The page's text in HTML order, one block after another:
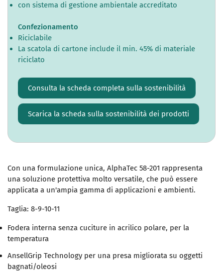
con sistema di gestione ambientale accreditato
Confezionamento
Riciclabile
La scatola di cartone include il min. 45% di materiale
riciclato
Consulta la scheda completa sulla sostenibilità
Scarica la scheda sulla sostenibilità dei prodotti
Con una formulazione unica, AlphaTec 58-201 rappresenta
una soluzione protettiva molto versatile, che può essere
applicata a un'ampia gamma di applicazioni e ambienti.
Taglia: 8-9-10-11
Fodera interna senza cuciture in acrilico polare, per la
temperatura
AnsellGrip Technology per una presa migliorata su oggetti
bagnati/oleosi